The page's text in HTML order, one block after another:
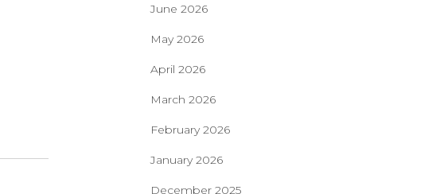
June 2026
May 2026
April 2026
March 2026
February 2026
January 2026
December 2025